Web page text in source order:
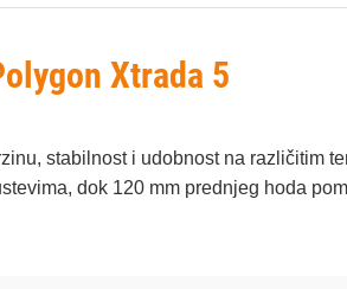
Xtrada 5
stabilnost i udobnost na različitim
dok 120 mm prednjeg hoda